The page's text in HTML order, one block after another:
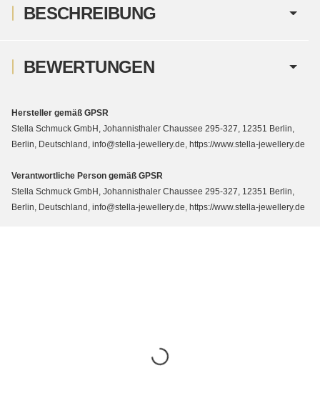
BESCHREIBUNG
BEWERTUNGEN
Hersteller gemäß GPSR
Stella Schmuck GmbH, Johannisthaler Chaussee 295-327, 12351 Berlin,
Berlin, Deutschland, info@stella-jewellery.de, https://www.stella-jewellery.de
Verantwortliche Person gemäß GPSR
Stella Schmuck GmbH, Johannisthaler Chaussee 295-327, 12351 Berlin,
Berlin, Deutschland, info@stella-jewellery.de, https://www.stella-jewellery.de